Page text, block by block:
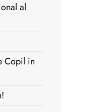
al
Copil in